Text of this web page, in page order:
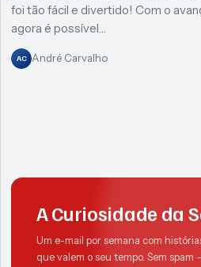
foi tão fácil e divertido! Com o
agora é possível…
AC André Carvalho
A Curiosidade da
Um e-mail por semana com
que valem o seu tempo. Sem